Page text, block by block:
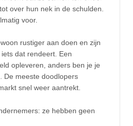
over hun nek in de schulden.
voor.
rustiger aan doen en zijn
dat rendeert. Een
opleveren, anders ben je je
De meeste doodlopers
snel weer aantrekt.
ze hebben geen